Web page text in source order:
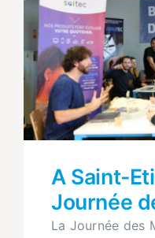
A Saint-
Journée
La Journée des